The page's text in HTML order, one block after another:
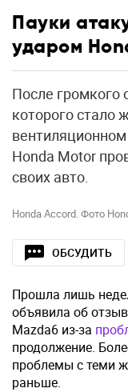
Пауки
ударом
После громкого
которого стало
Honda Motor
своих авто.
Honda Accord. Фото
ОБСУДИТЬ
Прошла лишь
объявила об
Mazda6 из-за
продолжение.
проблемы с теми
раньше.